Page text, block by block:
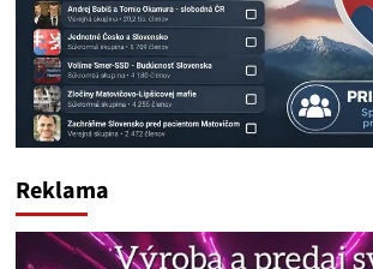
Reklama